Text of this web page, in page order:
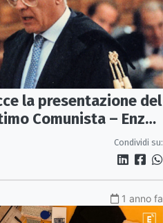
la presentazione del
Comunista – Enzo
Politica, Diritto,Condividi su:
1 anno fa